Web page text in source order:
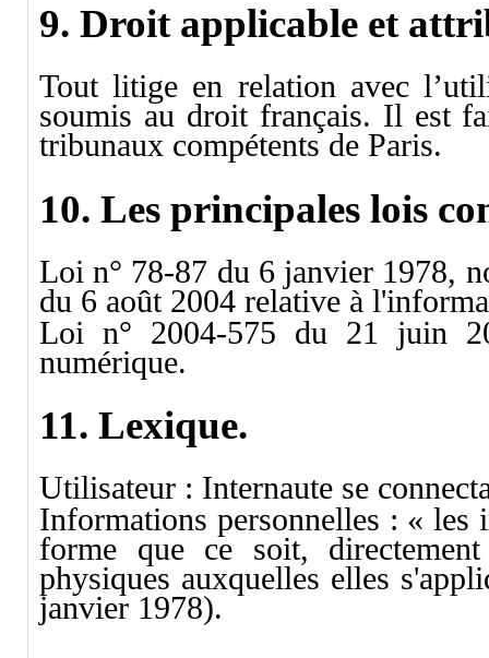
9. Droit applicable et
Tout litige en relation avec
soumis au droit français. Il est
tribunaux compétents de Paris.
10. Les principales lois
Loi n° 78-87 du 6 janvier 1978,
du 6 août 2004 relative à
Loi n° 2004-575 du 21 juin
numérique.
11. Lexique.
Utilisateur : Internaute se
Informations personnelles : « les
forme que ce soit,
physiques auxquelles elles
janvier 1978).